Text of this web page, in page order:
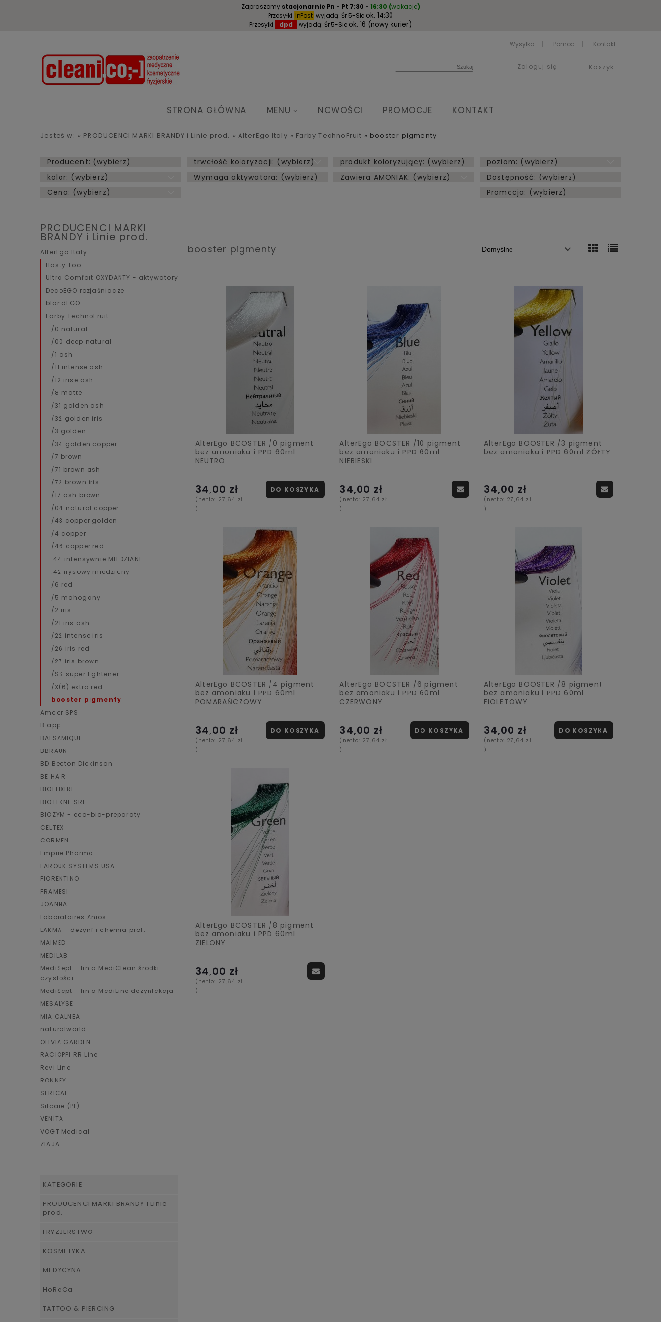
Zapraszamy stacjonarnie Pn - Pt 7:30 - 16:30 (wakacje)
Przesyłki InPost wyjadą: Śr 5-Sie ok. 14:30
Przesyłki dpd wyjadą: Śr 5-Sie ok. 16 (nowy kurier)
Wysyłka Pomoc Kontakt
Koszyk:
Zaloguj się
STRONA GŁÓWNA MENU NOWOŚCI PROMOCJE KONTAKT
Jesteś w: » PRODUCENCI MARKI BRANDY i Linie prod. » AlterEgo Italy » Farby TechnoFruit » booster pigmenty
Producent: (wybierz) trwałość koloryzacji: (wybierz) produkt koloryzujący: (wybierz)
poziom: (wybierz)
kolor: (wybierz)
Wymaga aktywatora: (wybierz) Zawiera AMONIAK: (wybierz)
Dostępność: (wybierz)
Cena: (wybierz)
Promocja: (wybierz)
PRODUCENCI MARKI
BRANDY i Linie prod.
AlterEgo Italy
Hasty Too
Ultra Comfort OXYDANTY - aktywatory
DecoEGO rozjaśniacze
blondEGO
Farby TechnoFruit
/0 natural
/00 deep natural
/1 ash
/11 intense ash
/12 irise ash
/8 matte
/31 golden ash
/32 golden iris
/3 golden
/34 golden copper
/7 brown
/71 brown ash
/72 brown iris
/17 ash brown
/04 natural copper
/43 copper golden
/4 copper
/46 copper red
.44 intensywnie MIEDZIANE
.42 irysowy miedziany
/6 red
/5 mahogany
/2 iris
/21 iris ash
/22 intense iris
/26 iris red
/27 iris brown
/SS super lightener
/X(6) extra red
booster pigmenty
Amcor SPS
B.app
BALSAMIQUE
BBRAUN
BD Becton Dickinson
BE HAIR
BIOELIXIRE
BIOTEKNE SRL
BIOZYM - eco-bio-preparaty
CELTEX
CORMEN
Empire Pharma
FAROUK SYSTEMS USA
FIORENTINO
FRAMESI
JOANNA
Laboratoires Anios
LAKMA - dezynf i chemia prof.
MAIMED
MEDILAB
MediSept - linia MediClean środki
czystości
MediSept - linia MediLine dezynfekcja
MESALYSE
MIA CALNEA
naturalworld.
OLIVIA GARDEN
RACIOPPI RR Line
Revi Line
RONNEY
SERICAL
Silcare (PL)
VENITA
VOGT Medical
ZIAJA
KATEGORIE
PRODUCENCI MARKI BRANDY i Linie
prod.
FRYZJERSTWO
KOSMETYKA
MEDYCYNA
HoReCa
TATTOO & PIERCING
booster pigmenty
AlterEgo BOOSTER /0 pigment
bez amoniaku i PPD 60ml
NEUTRO
34,00 zł
(netto: 27,64 zł
)
DO KOSZYKA
AlterEgo BOOSTER /10 pigment
bez amoniaku i PPD 60ml
NIEBIESKI
34,00 zł
(netto: 27,64 zł
)
AlterEgo BOOSTER /3 pigment
bez amoniaku i PPD 60ml ŻÓŁTY
34,00 zł
(netto: 27,64 zł
)
AlterEgo BOOSTER /4 pigment
bez amoniaku i PPD 60ml
POMARAŃCZOWY
34,00 zł
(netto: 27,64 zł
)
DO KOSZYKA
AlterEgo BOOSTER /6 pigment
bez amoniaku i PPD 60ml
CZERWONY
34,00 zł
(netto: 27,64 zł
)
DO KOSZYKA
AlterEgo BOOSTER /8 pigment
bez amoniaku i PPD 60ml
FIOLETOWY
34,00 zł
(netto: 27,64 zł
)
DO KOSZYKA
AlterEgo BOOSTER /8 pigment
bez amoniaku i PPD 60ml
ZIELONY
34,00 zł
(netto: 27,64 zł
)